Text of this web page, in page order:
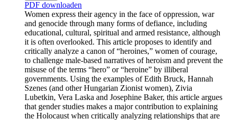
PDF downloaden
Women express their agency in the face of oppression, war
and genocide through many forms of defiance, including
educational, cultural, spiritual and armed resistance, although
it is often overlooked. This article proposes to identify and
critically analyze a canon of “heroines,” women of courage,
to challenge male-based narratives of heroism and prevent the
misuse of the terms “hero” or “heroine” by illiberal
governments. Using the examples of Edith Bruck, Hannah
Szenes (and other Hungarian Zionist women), Zivia
Lubetkin, Vera Laska and Josephine Baker, this article argues
that gender studies makes a major contribution to explaining
the Holocaust when critically analyzing relationships that are